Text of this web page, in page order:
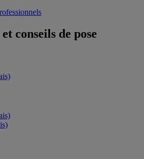
conseils de pose